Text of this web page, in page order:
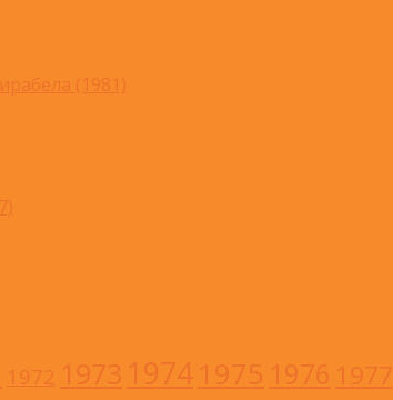
(1981)
1972 1973 1974 1975 1976 1977